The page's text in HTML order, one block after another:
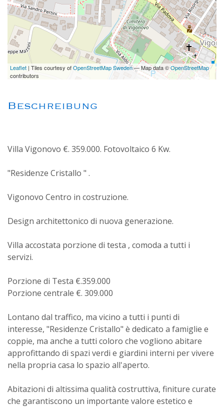
Leaflet | Tiles courtesy ofOpenStreetMap Sweden— Map data ©OpenStreetMap
contributors
Beschreibung
Villa Vigonovo €. 359.000. Fotovoltaico 6 Kw.
"Residenze Cristallo " .
Vigonovo Centro in costruzione.
Design architettonico di nuova generazione.
Villa accostata porzione di testa , comoda a tutti i
servizi.
Porzione di Testa €.359.000
Porzione centrale €. 309.000
Lontano dal traffico, ma vicino a tutti i punti di
interesse, "Residenze Cristallo" è dedicato a famiglie e
coppie, ma anche a tutti coloro che vogliono abitare
approfittando di spazi verdi e giardini interni per vivere
nella propria casa lo spazio all'aperto.
Abitazioni di altissima qualità costruttiva, finiture curate
che garantiscono un importante valore estetico e